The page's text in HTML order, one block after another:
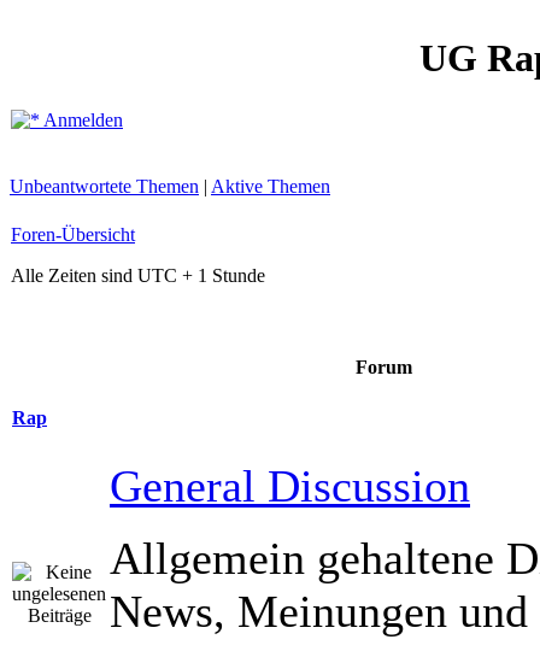
UG
Anmelden
Unbeantwortete Themen | Aktive Themen
Foren-Übersicht
Alle Zeiten sind UTC + 1 Stunde
Forum
Rap
General Discussion
Allgemein gehaltene
News, Meinungen und